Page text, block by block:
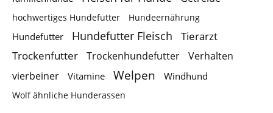
hochwertiges Hundefutter Hundeernährung
Hundefutter Hundefutter Fleisch
Tierarzt
Trockenfutter
Trockenhundefutter
Verhalten
vierbeiner
Vitamine Welpen Windhund
Wolf ähnliche Hunderassen